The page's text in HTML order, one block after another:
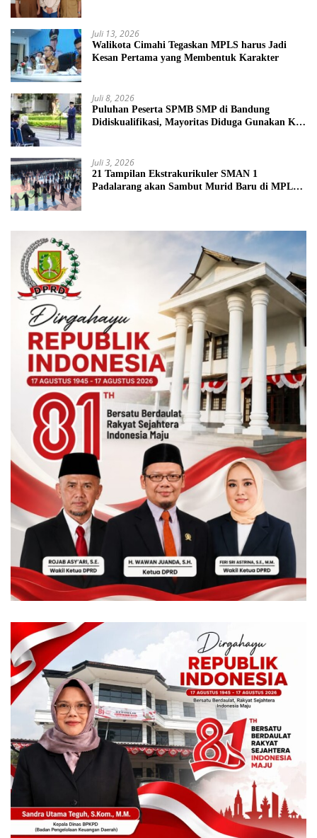
Juli 13, 2026
Walikota Cimahi Tegaskan MPLS harus Jadi
Kesan Pertama yang Membentuk Karakter
Juli 8, 2026
Puluhan Peserta SPMB SMP di Bandung
Didiskualifikasi, Mayoritas Diduga Gunakan KK
Juli 3, 2026
21 Tampilan Ekstrakurikuler SMAN 1
Padalarang akan Sambut Murid Baru di MPLS